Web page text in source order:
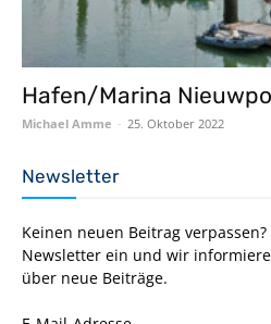
Hafen/Marina
Michael Amme - 25. Oktober 2022
Newsletter
Keinen neuen Beitrag
Newsletter ein und wir
über neue Beiträge.